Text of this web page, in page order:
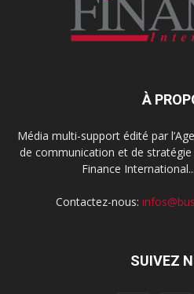
À
Média multi-support édité par
de communication et de
Finance
Contactez-nous:
SUIVEZ